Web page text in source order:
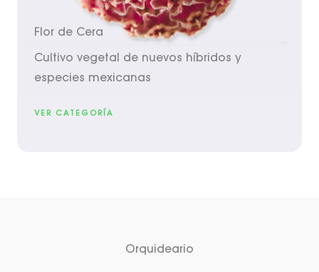
Flor de Cera
Cultivo vegetal de nuevos híbridos y
especies mexicanas
VER CATEGORÍA
Orquideario